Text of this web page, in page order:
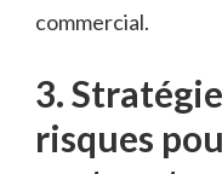
commercial.
3.
risques⁣